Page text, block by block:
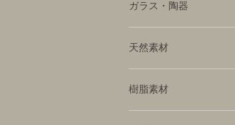
ガラス・陶器
天然素材
樹脂素材